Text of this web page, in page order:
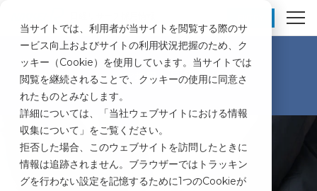
当サイトでは、利用者が当サイトを閲覧する際のサ
ービス向上およびサイトの利用状況把握のため、ク
ッキー（Cookie）を使用しています。当サイトでは
閲覧を継続されることで、クッキーの使用に同意さ
れたものとみなします。
詳細については、「当社ウェブサイトにおける情報
収集について 」をご覧ください。
拒否した場合、このウェブサイトを訪問したときに
情報は追跡されません。ブラウザーではトラッキン
グを行わない設定を記憶するために1つのCookieが
キャリア採用 │募集要項